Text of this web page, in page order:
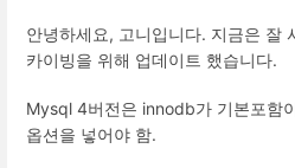
안녕하세요, 고니입니다. 지금은 잘
카이빙을 위해 업데이트 했습니다.
Mysql 4버전은 innodb가 기본포함
옵션을 넣어야 함.